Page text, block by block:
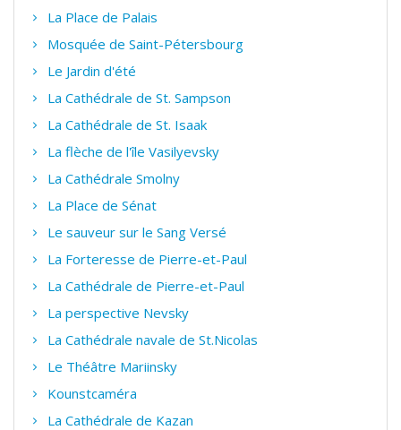
La Place de Palais
Mosquée de Saint-Pétersbourg
Le Jardin d'été
La Cathédrale de St. Sampson
La Cathédrale de St. Isaak
La flèche de l'île Vasilyevsky
La Cathédrale Smolny
La Place de Sénat
Le sauveur sur le Sang Versé
La Forteresse de Pierre-et-Paul
La Cathédrale de Pierre-et-Paul
La perspective Nevsky
La Cathédrale navale de St.Nicolas
Le Théâtre Mariinsky
Kounstcaméra
La Cathédrale de Kazan